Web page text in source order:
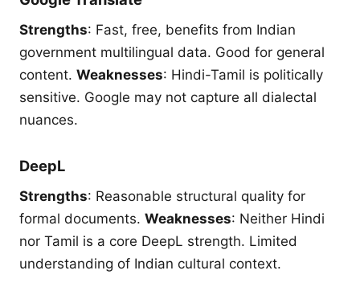
Strengths: Fast, free, benefits from Indian
government multilingual data. Good for general
content. Weaknesses: Hindi-Tamil is politically
sensitive. Google may not capture all dialectal
nuances.
DeepL
Strengths: Reasonable structural quality for
formal documents. Weaknesses: Neither Hindi
nor Tamil is a core DeepL strength. Limited
understanding of Indian cultural context.